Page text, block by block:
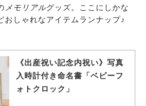
メモリアルグッズ。ここにしかな
おしゃれなアイテムランナップ♪
《出産祝い記念内祝い》写真
入時計付き命名書「ベビーフ
ォトクロック」